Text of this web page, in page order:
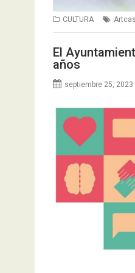
CULTURA
El
años
septiembre 25, 2023